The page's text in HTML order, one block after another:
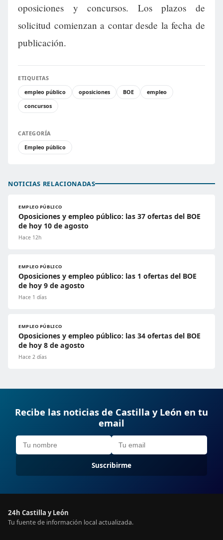
oposiciones y concursos. Los plazos de
solicitud comienzan a contar desde la fecha de
publicación.
ETIQUETAS
empleo público
oposiciones BOE
empleo
concursos
CATEGORÍA
Empleo público
NOTICIAS RELACIONADAS
EMPLEO PÚBLICO
Oposiciones y empleo público: las 37 ofertas del BOE
de hoy 10 de agosto
Hace 12h
EMPLEO PÚBLICO
Oposiciones y empleo público: las 1 ofertas del BOE
de hoy 9 de agosto
Hace 1 días
EMPLEO PÚBLICO
Oposiciones y empleo público: las 34 ofertas del BOE
de hoy 8 de agosto
Hace 2 días
Recibe las noticias de Castilla y León en tu
email
Suscribirme
24h Castilla y León
Tu fuente de información local actualizada.